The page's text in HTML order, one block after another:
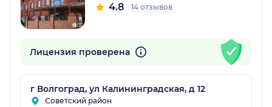
4.8 14 отзывов
Лицензия проверена
г Волгоград, ул Калининградская, д 12
Советский район